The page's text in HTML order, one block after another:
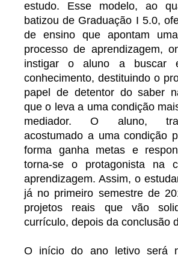
estudo. Esse modelo, ao
batizou de Graduação I 5.0,
de ensino que apontam
processo de aprendizagem,
instigar o aluno a buscar
conhecimento, destituindo o
papel de detentor do saber
que o leva a uma condição
mediador. O aluno,
acostumado a uma condição
forma ganha metas e
torna-se o protagonista na
aprendizagem. Assim, o
já no primeiro semestre de
projetos reais que vão
currículo, depois da conclusão
O início do ano letivo será